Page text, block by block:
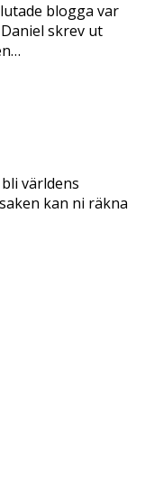
blogga var
skrev ut
världens
kan ni räkna